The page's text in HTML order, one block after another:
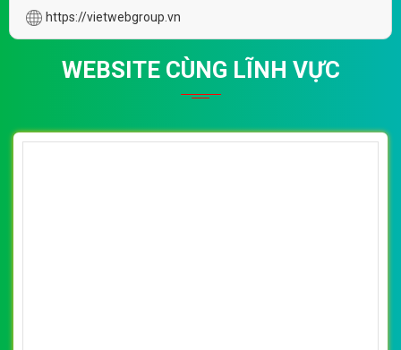
https://vietwebgroup.vn
WEBSITE CÙNG LĨNH VỰC